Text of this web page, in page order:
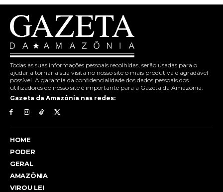
Todas as suas informações pessoais recolhidas, serão usadas para o
ajudar a tornar a sua visita no nosso site o mais produtiva e agradável
possível. A garantia da confidencialidade dos dados pessoais dos
utilizadores do nosso site é importante para a Gazeta da Amazônia.
Gazeta da Amazônia nas redes:
HOME
PODER
GERAL
AMAZÔNIA
VIROU LEI